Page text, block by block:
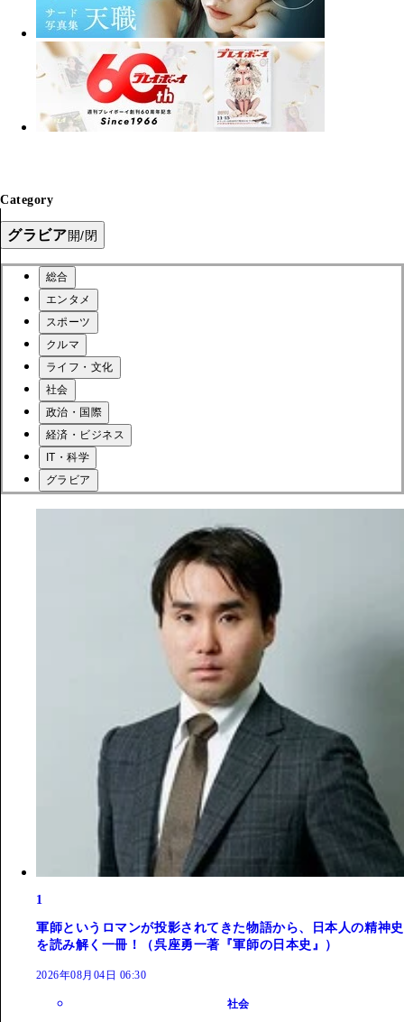
Category
グラビア開/閉
総合
エンタメ
スポーツ
クルマ
ライフ・文化
社会
政治・国際
経済・ビジネス
IT・科学
グラビア
1
軍師というロマンが投影されてきた物語から、日本人の精神史
を読み解く一冊！（呉座勇一著『軍師の日本史』）
2026年08月04日 06:30
社会